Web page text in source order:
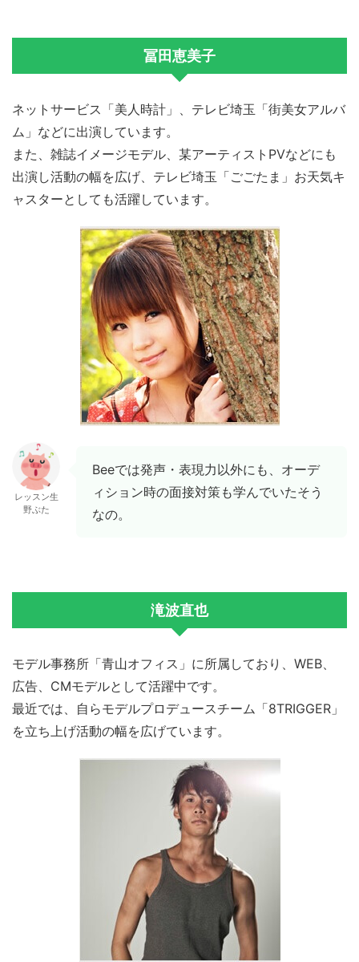
冨田恵美子
ネットサービス「美人時計」、テレビ埼玉「街美女アルバ
ム」などに出演しています。
また、雑誌イメージモデル、某アーティストPVなどにも
出演し活動の幅を広げ、テレビ埼玉「ごごたま」お天気キ
ャスターとしても活躍しています。
レッスン生
野ぶた
Beeでは発声・表現力以外にも、オーデ
ィション時の面接対策も学んでいたそう
なの。
滝波直也
モデル事務所「青山オフィス」に所属しており、WEB、
広告、CMモデルとして活躍中です。
最近では、自らモデルプロデュースチーム「8TRIGGER」
を立ち上げ活動の幅を広げています。